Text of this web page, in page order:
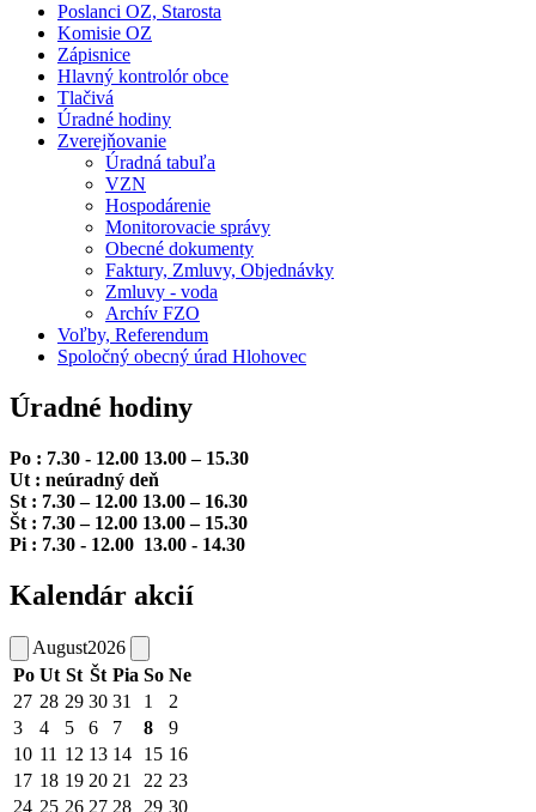
Poslanci OZ, Starosta
Komisie OZ
Zápisnice
Hlavný kontrolór obce
Tlačivá
Úradné hodiny
Zverejňovanie
Úradná tabuľa
VZN
Hospodárenie
Monitorovacie správy
Obecné dokumenty
Faktury, Zmluvy, Objednávky
Zmluvy - voda
Archív FZO
Voľby, Referendum
Spoločný obecný úrad Hlohovec
Úradné hodiny
Po : 7.30 - 12.00 13.00 – 15.30
Ut : neúradný deň
St : 7.30 – 12.00 13.00 – 16.30
Št : 7.30 – 12.00 13.00 – 15.30
Pi : 7.30 - 12.00 13.00 - 14.30
Kalendár akcií
August2026
Po Ut St Št Pia So Ne
27 28 29 30 31 1
2
3
4 5 6 7 8
9
10 11 12 13 14 15 16
17 18 19 20 21 22 23
24 25 26 27 28 29 30